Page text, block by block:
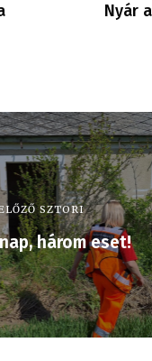
Nyár
SZTORI
három eset!